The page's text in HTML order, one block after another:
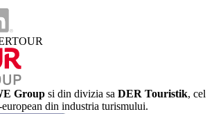
apropiat aeroport
plaja
Group si din divizia sa DER Touristik, cel
din industria turismului.